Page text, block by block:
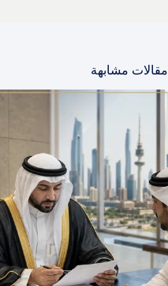
مقالات مشابهة